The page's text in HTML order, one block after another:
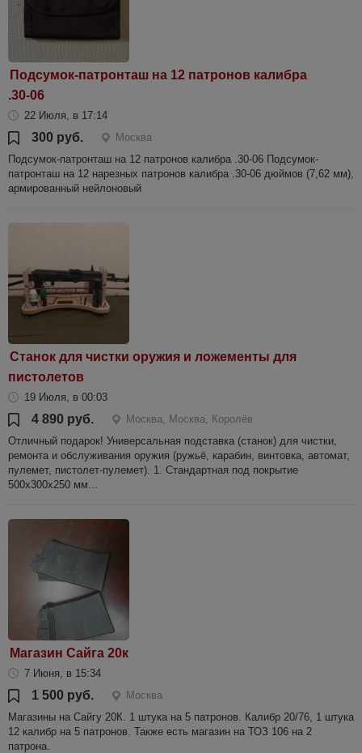
Подсумок-патронташ на 12 патронов калибра
.30-06
22 Июля, в 17:14
300 руб.
Москва
Подсумок-патронташ на 12 патронов калибра .30-06 Подсумок-
патронташ на 12 нарезных патронов калибра .30-06 дюймов (7,62 мм),
армированный нейлоновый
Станок для чистки оружия и ложементы для
пистолетов
19 Июля, в 00:03
4 890 руб.
Москва, Москва, Королёв
Отличный подарок! Универсальная подставка (станок) для чистки,
ремонта и обслуживания оружия (ружьё, карабин, винтовка, автомат,
пулемет, пистолет-пулемет). 1. Стандартная под покрытие
500х300х250 мм...
Магазин Сайга 20к
7 Июня, в 15:34
1 500 руб.
Москва
Магазины на Сайгу 20К. 1 штука на 5 патронов. Калибр 20/76, 1 штука
12 калибр на 5 патронов. Также есть магазин на ТОЗ 106 на 2
патрона.